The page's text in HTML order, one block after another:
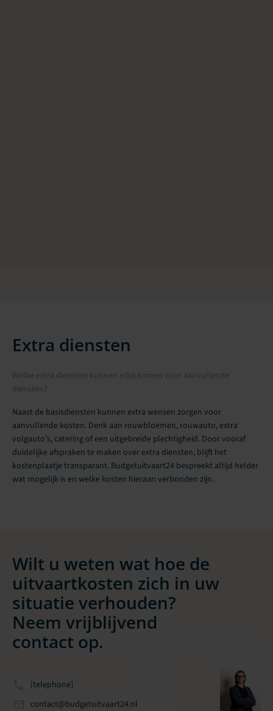
Extra diensten
Welke extra diensten kunnen erbij komen voor aanvullende
diensten?
Naast de basisdiensten kunnen extra wensen zorgen voor
aanvullende kosten. Denk aan rouwbloemen, rouwauto, extra
volgauto’s, catering of een uitgebreide plechtigheid. Door vooraf
duidelijke afspraken te maken over extra diensten, blijft het
kostenplaatje transparant. Budgetuitvaart24 bespreekt altijd helder
wat mogelijk is en welke kosten hieraan verbonden zijn.
Wilt u weten wat hoe de
uitvaartkosten zich in uw
situatie verhouden?
Neem vrijblijvend
contact op.
[telephone]
contact@budgetuitvaart24.nl